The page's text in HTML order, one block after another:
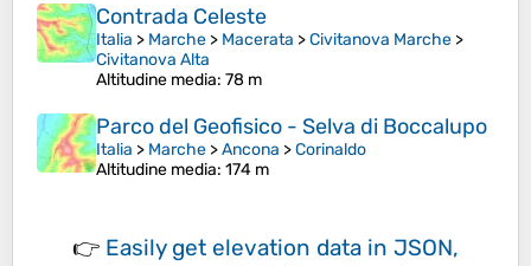
Contrada Celeste
Italia > Marche > Macerata >Civitanova Marche >
Civitanova Alta
Altitudine media: 78 m
Parco del Geofisico - Selva di Boccalupo
Italia > Marche >Ancona >Corinaldo
Altitudine media: 174 m
👉 Easily get elevation data in JSON,